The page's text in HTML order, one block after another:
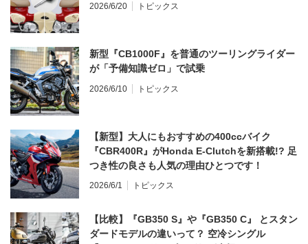
2026/6/20 トピックス
新型『CB1000F』を普通のツーリングライダー
が「予備知識ゼロ」で試乗
2026/6/10 トピックス
【新型】大人にもおすすめの400ccバイク
『CBR400R』がHonda E-Clutchを新搭載!? 足
つき性の良さも人気の理由ひとつです！
2026/6/1 トピックス
【比較】『GB350 S』や『GB350 C』 とスタン
ダードモデルの違いって？ 空冷シングル